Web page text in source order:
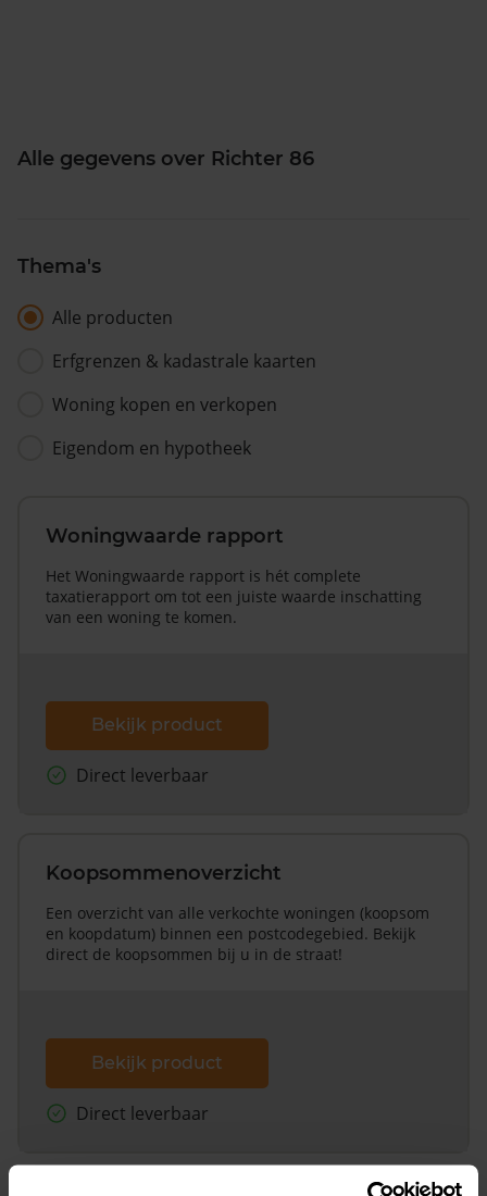
Alle gegevens over Richter 86
Thema's
Alle producten
Erfgrenzen & kadastrale kaarten
Woning kopen en verkopen
Eigendom en hypotheek
Woningwaarde rapport
Het Woningwaarde rapport is hét complete
taxatierapport om tot een juiste waarde inschatting
van een woning te komen.
Bekijk product
Direct leverbaar
Koopsommenoverzicht
Een overzicht van alle verkochte woningen (koopsom
en koopdatum) binnen een postcodegebied. Bekijk
direct de koopsommen bij u in de straat!
Bekijk product
Direct leverbaar